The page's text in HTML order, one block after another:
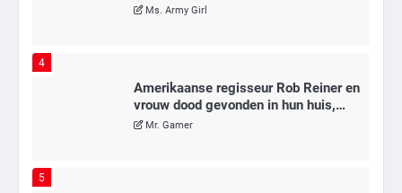
Ms. Army Girl
4
Amerikaanse regisseur Rob Reiner en
vrouw dood gevonden in hun huis,
eigen zoon hoofdverdachte
Mr. Gamer
5